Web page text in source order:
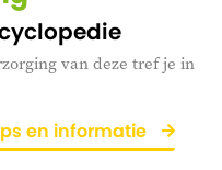
van deze tref je in
en informatie